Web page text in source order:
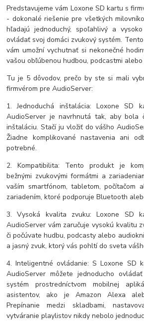
Predstavujeme vám Loxone SD kartu s
- dokonalé riešenie pre všetkých
hľadajú jednoduchý, spoľahlivý a
ovládať svoj domáci zvukový systém.
vám umožní vychutnať si nekonečné
vašou obľúbenou hudbou, podcastmi alebo
Tu je 5 dôvodov, prečo by ste si mali
firmvérom pre AudioServer:
1. Jednoduchá inštalácia: Loxone SD
AudioServer je navrhnutá tak, aby bola
inštaláciu. Stačí ju vložiť do vášho
Žiadne komplikované nastavenia ani
potrebné.
2. Kompatibilita: Tento produkt je
bežnými zvukovými formátmi a
vaším smartfónom, tabletom, počítačom
zariadením, ktoré podporuje Bluetooth
3. Vysoká kvalita zvuku: Loxone SD
AudioServer vám zaručuje vysokú kvalitu
či počúvate hudbu, podcasty alebo
a jasný zvuk, ktorý vás pohltí do sveta
4. Inteligentné ovládanie: S Loxone SD
AudioServer môžete jednoducho
systém prostredníctvom mobilnej
asistentov, ako je Amazon Alexa
Prepínanie medzi skladbami,
vytváranie playlistov nikdy nebolo